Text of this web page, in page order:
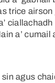
trice airson
ciallachadh
a’
agus